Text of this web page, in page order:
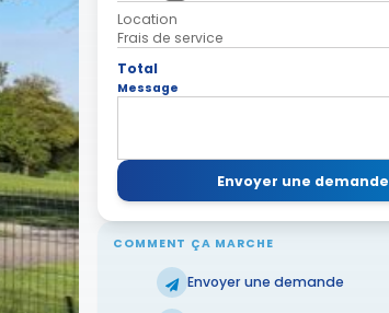
Location
Frais de service
Total
Message
Envoyer une demande
COMMENT ÇA MARCHE
Envoyer une demande